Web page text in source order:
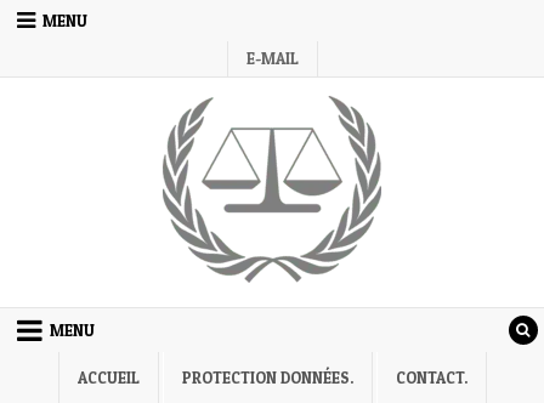
Skip
MENU
E-MAIL
MENU
ACCUEIL PROTECTION DONNÉES. CONTACT.